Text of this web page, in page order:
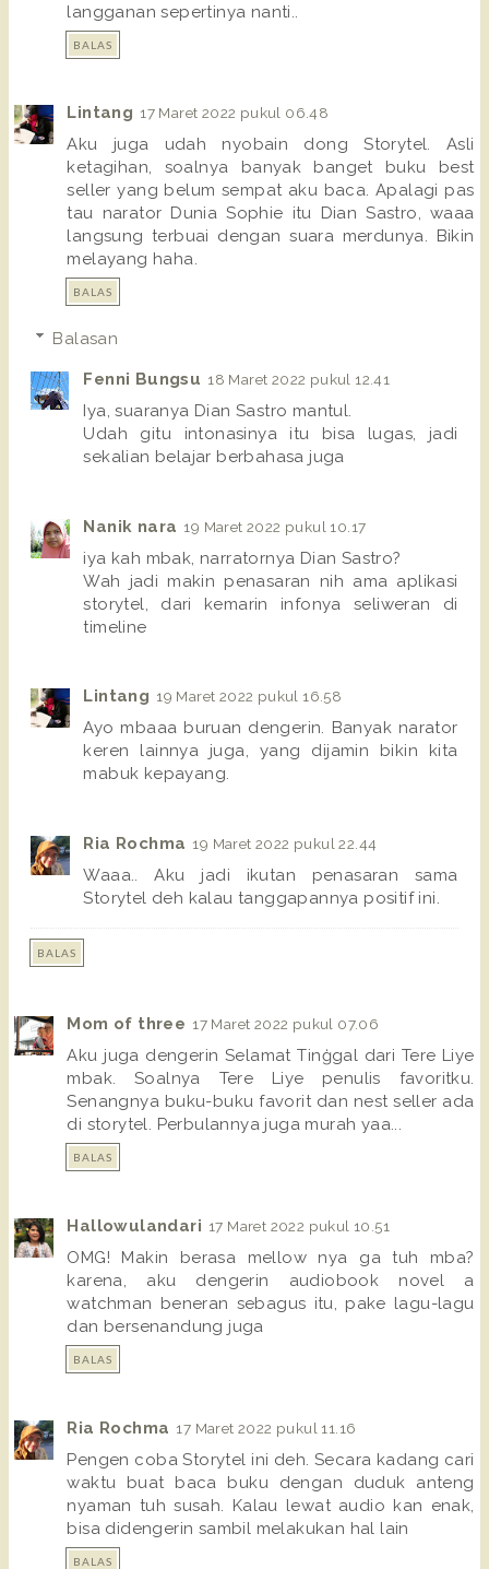
langganan sepertinya nanti..
BALAS
Lintang 17 Maret 2022 pukul 06.48
Aku juga udah nyobain dong Storytel. Asli
ketagihan, soalnya banyak banget buku best
seller yang belum sempat aku baca. Apalagi pas
tau narator Dunia Sophie itu Dian Sastro, waaa
langsung terbuai dengan suara merdunya. Bikin
melayang haha.
BALAS
Balasan
Fenni Bungsu 18 Maret 2022 pukul 12.41
Iya, suaranya Dian Sastro mantul.
Udah gitu intonasinya itu bisa lugas, jadi
sekalian belajar berbahasa juga
Nanik nara 19 Maret 2022 pukul 10.17
iya kah mbak, narratornya Dian Sastro?
Wah jadi makin penasaran nih ama aplikasi
storytel, dari kemarin infonya seliweran di
timeline
Lintang 19 Maret 2022 pukul 16.58
Ayo mbaaa buruan dengerin. Banyak narator
keren lainnya juga, yang dijamin bikin kita
mabuk kepayang.
Ria Rochma 19 Maret 2022 pukul 22.44
Waaa.. Aku jadi ikutan penasaran sama
Storytel deh kalau tanggapannya positif ini.
BALAS
Mom of three 17 Maret 2022 pukul 07.06
Aku juga dengerin Selamat Tinģgal dari Tere Liye
mbak. Soalnya Tere Liye penulis favoritku.
Senangnya buku-buku favorit dan nest seller ada
di storytel. Perbulannya juga murah yaa...
BALAS
Hallowulandari 17 Maret 2022 pukul 10.51
OMG! Makin berasa mellow nya ga tuh mba?
karena, aku dengerin audiobook novel a
watchman beneran sebagus itu, pake lagu-lagu
dan bersenandung juga
BALAS
Ria Rochma 17 Maret 2022 pukul 11.16
Pengen coba Storytel ini deh. Secara kadang cari
waktu buat baca buku dengan duduk anteng
nyaman tuh susah. Kalau lewat audio kan enak,
bisa didengerin sambil melakukan hal lain
BALAS